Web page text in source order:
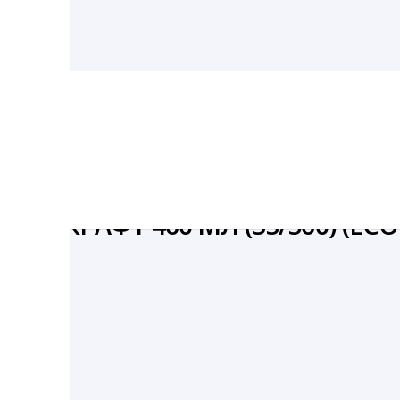
NOODLES 460)
КРАФТ 460 МЛ (35/560) (ECO